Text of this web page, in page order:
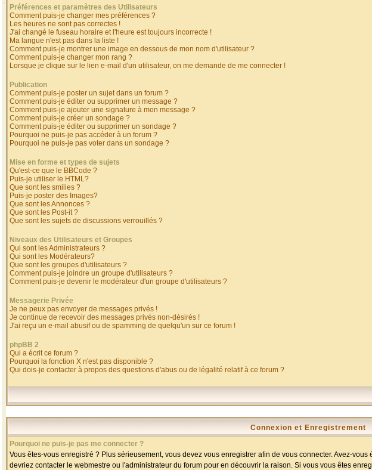
Préférences et paramètres des Utilisateurs
Comment puis-je changer mes préférences ?
Les heures ne sont pas correctes !
J'ai changé le fuseau horaire et l'heure est toujours incorrecte !
Ma langue n'est pas dans la liste !
Comment puis-je montrer une image en dessous de mon nom d'utilisateur ?
Comment puis-je changer mon rang ?
Lorsque je clique sur le lien e-mail d'un utilisateur, on me demande de me connecter !
Publication
Comment puis-je poster un sujet dans un forum ?
Comment puis-je éditer ou supprimer un message ?
Comment puis-je ajouter une signature à mon message ?
Comment puis-je créer un sondage ?
Comment puis-je éditer ou supprimer un sondage ?
Pourquoi ne puis-je pas accéder à un forum ?
Pourquoi ne puis-je pas voter dans un sondage ?
Mise en forme et types de sujets
Qu'est-ce que le BBCode ?
Puis-je utiliser le HTML?
Que sont les smilies ?
Puis-je poster des Images?
Que sont les Annonces ?
Que sont les Post-it ?
Que sont les sujets de discussions verrouillés ?
Niveaux des Utilisateurs et Groupes
Qui sont les Administrateurs ?
Qui sont les Modérateurs?
Que sont les groupes d'utilisateurs ?
Comment puis-je joindre un groupe d'utilisateurs ?
Comment puis-je devenir le modérateur d'un groupe d'utilisateurs ?
Messagerie Privée
Je ne peux pas envoyer de messages privés !
Je continue de recevoir des messages privés non-désirés !
J'ai reçu un e-mail abusif ou de spamming de quelqu'un sur ce forum !
phpBB 2
Qui a écrit ce forum ?
Pourquoi la fonction X n'est pas disponible ?
Qui dois-je contacter à propos des questions d'abus ou de légalité relatif à ce forum ?
Connexion et Enregistrement
Pourquoi ne puis-je pas me connecter ?
Vous êtes-vous enregistré ? Plus sérieusement, vous devez vous enregistrer afin de vous connecter. Avez-
devriez contacter le webmestre ou l'administrateur du forum pour en découvrir la raison. Si vous vous êtes